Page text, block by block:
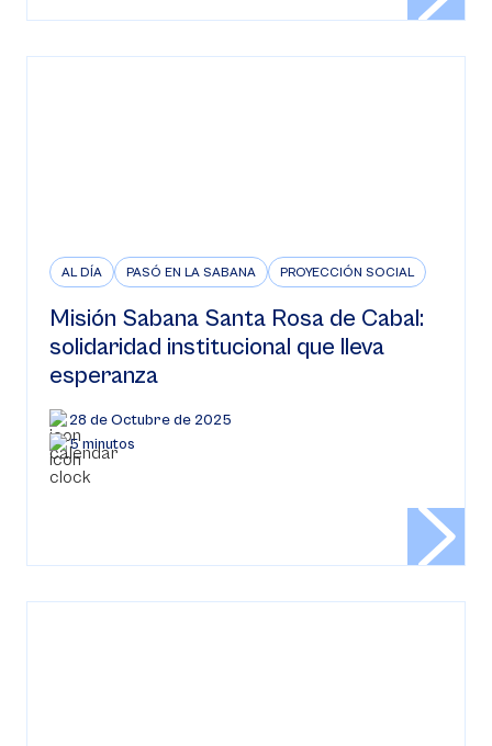
AL DÍA PASÓ EN LA SABANA PROYECCIÓN SOCIAL
Misión Sabana Santa Rosa de Cabal:
solidaridad institucional que lleva
esperanza
28 de Octubre de 2025
5 minutos